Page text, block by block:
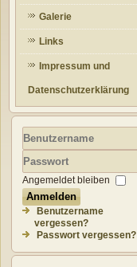
Galerie
Links
Impressum und
Datenschutzerklärung
Benutzername
Passwort
Angemeldet bleiben
Anmelden
Benutzername
vergessen?
Passwort vergessen?